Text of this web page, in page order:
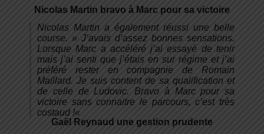
Nicolas Martin bravo à Marc pour sa victoire
Nicolas Martin a également réussi une belle
course. » J’avais d’assez bonnes sensations.
Lorsque Marc a accéléré j’ai essayé de tenir
mais j’ai senti que j’étais en sur régime et j’ai
préféré rester en compagnie de Romain
Maillard. Je suis content de sa qualification et
de celle de Ludovic. Bravo à Marc pour sa
victoire sans connaitre le parcours, c’est très
costaud !«
Gaël Reynaud une gestion prudente